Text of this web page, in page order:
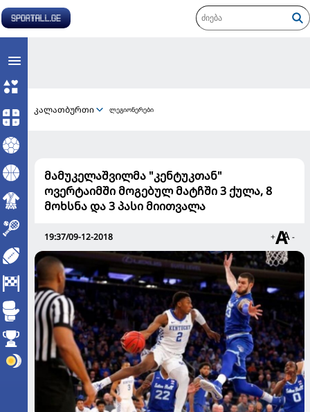
კალათბურთი ლეგიონერები
მამუკელაშვილმა "კენტუკთან"
ოვერტაიმში მოგებულ მატჩში 3 ქულა, 8
მოხსნა და 3 პასი მიითვალა
19:37/09-12-2018 + -